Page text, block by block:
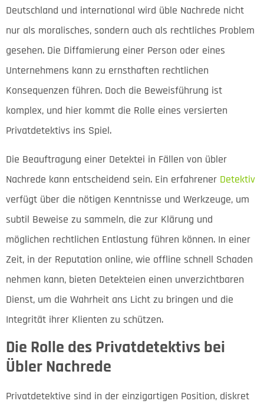
Deutschland und international wird üble Nachrede nicht
nur als moralisches, sondern auch als rechtliches Problem
gesehen. Die Diffamierung einer Person oder eines
Unternehmens kann zu ernsthaften rechtlichen
Konsequenzen führen. Doch die Beweisführung ist
komplex, und hier kommt die Rolle eines versierten
Privatdetektivs ins Spiel.
Die Beauftragung einer Detektei in Fällen von übler
Nachrede kann entscheidend sein. Ein erfahrener Detektiv
verfügt über die nötigen Kenntnisse und Werkzeuge, um
subtil Beweise zu sammeln, die zur Klärung und
möglichen rechtlichen Entlastung führen können. In einer
Zeit, in der Reputation online, wie offline schnell Schaden
nehmen kann, bieten Detekteien einen unverzichtbaren
Dienst, um die Wahrheit ans Licht zu bringen und die
Integrität ihrer Klienten zu schützen.
Die Rolle des Privatdetektivs bei
Übler Nachrede
Privatdetektive sind in der einzigartigen Position, diskret